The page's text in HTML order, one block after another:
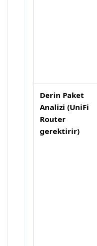
Derin Paket
Analizi (UniFi
Router
gerektirir)